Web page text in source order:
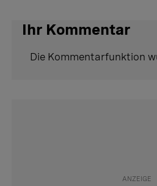
Ihr Kommentar
Die Kommentarfunktion